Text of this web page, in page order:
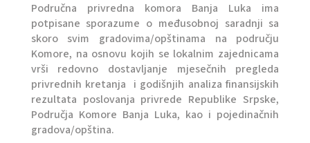
Područna privredna komora Banja Luka ima
potpisane sporazume o međusobnoj saradnji sa
skoro svim gradovima/opštinama na području
Komore, na osnovu kojih se lokalnim zajednicama
vrši redovno dostavljanje mjesečnih pregleda
privrednih kretanja i godišnjih analiza finansijskih
rezultata poslovanja privrede Republike Srpske,
Područja Komore Banja Luka, kao i pojedinačnih
gradova/opština.